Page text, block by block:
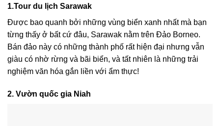
1.Tour du lịch Sarawak
Được bao quanh bởi những vùng biển xanh nhất mà bạn
từng thấy ở bất cứ đâu, Sarawak nằm trên Đảo Borneo.
Bán đảo này có những thành phố rất hiện đại nhưng vẫn
giàu có nhờ rừng và bãi biển, và tất nhiên là những trải
nghiệm văn hóa gắn liền với ẩm thực!
2. Vườn quốc gia Niah